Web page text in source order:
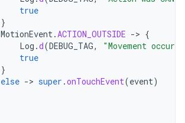
true
}
MotionEvent.ACTION_OUTSIDE -> {
Log .d(DEBUG_TAG,
"Movement
true
}
else -> super .onTouchEvent(event)